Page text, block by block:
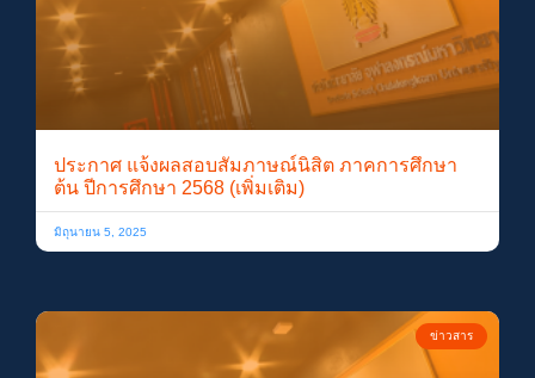
ประกาศ แจ้งผลสอบสัมภาษณ์นิสิต ภาคการศึกษา
ต้น ปีการศึกษา 2568 (เพิ่มเติม)
มิถุนายน 5, 2025
ข่าวสาร